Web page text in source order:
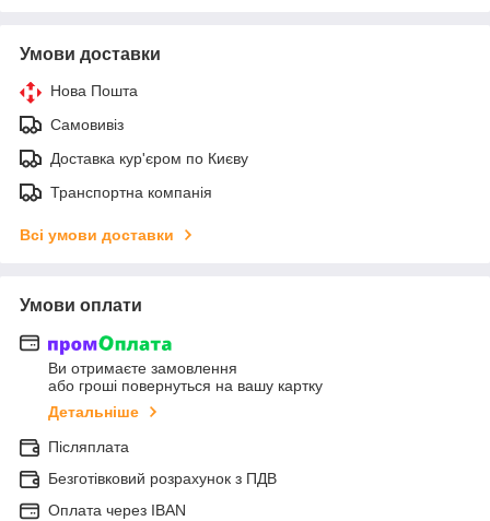
Умови доставки
Нова Пошта
Самовивіз
Доставка кур'єром по Києву
Транспортна компанія
Всі умови доставки
Умови оплати
Ви отримаєте замовлення
або гроші повернуться на вашу картку
Детальніше
Післяплата
Безготівковий розрахунок з ПДВ
Оплата через IBAN